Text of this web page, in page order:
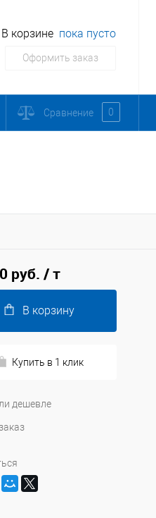
В корзине пока пусто
Оформить заказ
Сравнение 0
руб. / т
В корзину
Купить в 1 клик
дешевле